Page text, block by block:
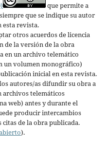
que permite a
que se indique su autor
esta revista.
otros acuerdos de licencia
de la versión de la obra
en un archivo telemático
un volumen monográfico)
inicial en esta revista.
autores/as difundir su obra a
archivos telemáticos
web) antes y durante el
producir intercambios
de la obra publicada.
).